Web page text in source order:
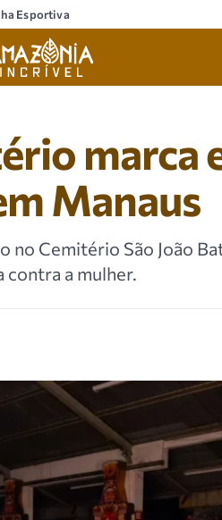
Esportiva
marca
Manaus
no Cemitério São João
contra a mulher.